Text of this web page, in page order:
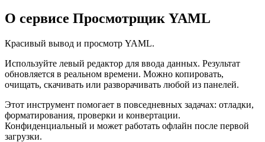
О сервисе Просмотрщик YAML
Красивый вывод и просмотр YAML.
Используйте левый редактор для ввода данных. Результат
обновляется в реальном времени. Можно копировать,
очищать, скачивать или разворачивать любой из панелей.
Этот инструмент помогает в повседневных задачах: отладки,
форматирования, проверки и конвертации.
Конфиденциальный и может работать офлайн после первой
загрузки.